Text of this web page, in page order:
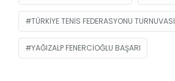
TÜRKIYE TENIS FEDERASYONU TURNUVASI
YAĞIZALP FENERCIOĞLU BAŞARI